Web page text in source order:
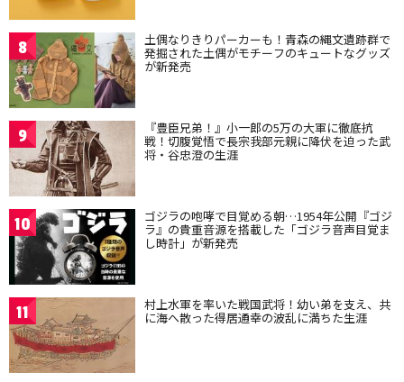
8 土偶なりきりパーカーも！青森の縄文遺跡群で
発掘された土偶がモチーフのキュートなグッズ
が新発売
9 『豊臣兄弟！』小一郎の5万の大軍に徹底抗
戦！切腹覚悟で長宗我部元親に降伏を迫った武
将・谷忠澄の生涯
10 ゴジラの咆哮で目覚める朝…1954年公開『ゴジ
ラ』の貴重音源を搭載した「ゴジラ音声目覚ま
し時計」が新発売
11 村上水軍を率いた戦国武将！幼い弟を支え、共
に海へ散った得居通幸の波乱に満ちた生涯